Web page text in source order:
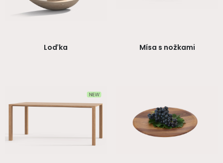
Loďka Mísa s nožkami